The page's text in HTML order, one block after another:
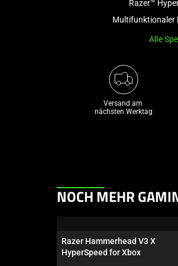
Razer™
Multifunktionaler
Alle
Versand am
nächsten Werktag
This
carousel.
Use
NOCH MEHR
Razer Hammerhead V3 X
HyperSpeed for Xbox